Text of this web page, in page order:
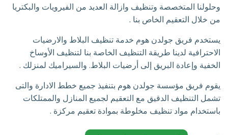
وحلولنا المتخصصة وتنظيف وازالة العديد من الفيرويات والبكتريا
من خلال التعقيم الخاص بنا .
يستخدم فريق جولدن هوم خدمة تنظيف البلاط والارضيات
الاحترافية لدينا طريقة التنظيف الخاصة بنا لتنظيف الأوساخ
الخفية وإعادة البريق إلى أرضيات البلاط. والسيراميك لمنزلك .
يقوم فريق مؤسسة جولدن هوم بتنفيذ جميع خطط الادارة والتى
تشمل التنظيف الدقيق مع التعقيم لجميع المنازل والممتلكات
باستخدام مواد تنظيف مخلوطة بموادة تعقيم مركزة .